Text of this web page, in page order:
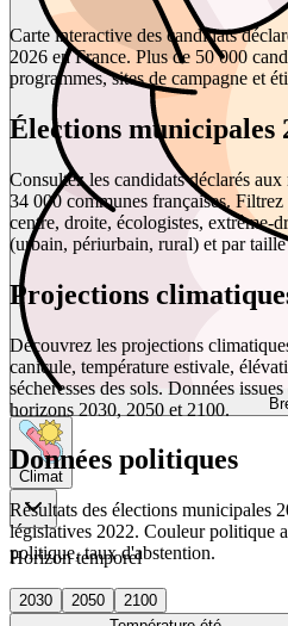
Climat
Horizon temporel
2030 2050
2100
Carte interactive des candidats
2026 en France. Plus de 50 000
programmes, sites de campagne et
Élections municipales
Consultez les candidats déclarés
34 000 communes françaises.
centre, droite, écologistes, extrême-
(urbain, périurbain, rural) et par
Projections
Découvrez les projections
canicule, température estivale,
sécheresses des sols. Données
horizons 2030, 2050 et 2100.
Données politiques
Résultats des élections municipales
législatives 2022. Couleur politique
politique, taux d'abstention.